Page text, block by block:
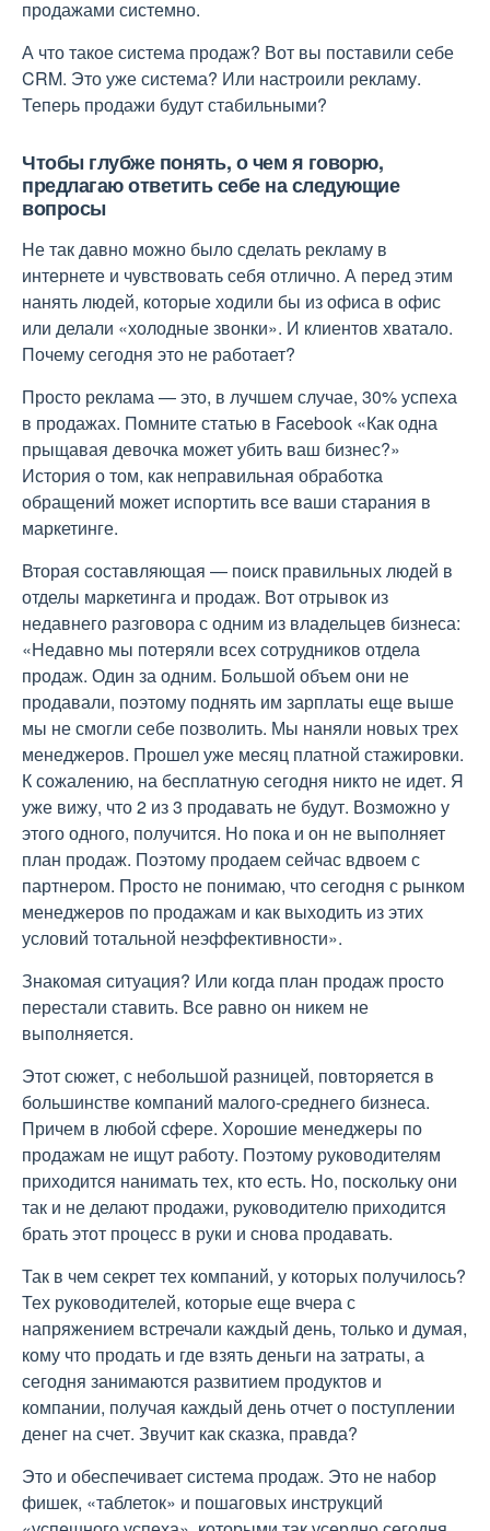
продажами системно.
А что такое система продаж? Вот вы поставили себе
CRM. Это уже система? Или настроили рекламу.
Теперь продажи будут стабильными?
Чтобы глубже понять, о чем я говорю,
предлагаю ответить себе на следующие
вопросы
Не так давно можно было сделать рекламу в
интернете и чувствовать себя отлично. А перед этим
нанять людей, которые ходили бы из офиса в офис
или делали «холодные звонки». И клиентов хватало.
Почему сегодня это не работает?
Просто реклама — это, в лучшем случае, 30% успеха
в продажах. Помните статью в Facebook «Как одна
прыщавая девочка может убить ваш бизнес?»
История о том, как неправильная обработка
обращений может испортить все ваши старания в
маркетинге.
Вторая составляющая — поиск правильных людей в
отделы маркетинга и продаж. Вот отрывок из
недавнего разговора с одним из владельцев бизнеса:
«Недавно мы потеряли всех сотрудников отдела
продаж. Один за одним. Большой объем они не
продавали, поэтому поднять им зарплаты еще выше
мы не смогли себе позволить. Мы наняли новых трех
менеджеров. Прошел уже месяц платной стажировки.
К сожалению, на бесплатную сегодня никто не идет. Я
уже вижу, что 2 из 3 продавать не будут. Возможно у
этого одного, получится. Но пока и он не выполняет
план продаж. Поэтому продаем сейчас вдвоем с
партнером. Просто не понимаю, что сегодня с рынком
менеджеров по продажам и как выходить из этих
условий тотальной неэффективности».
Знакомая ситуация? Или когда план продаж просто
перестали ставить. Все равно он никем не
выполняется.
Этот сюжет, с небольшой разницей, повторяется в
большинстве компаний малого-среднего бизнеса.
Причем в любой сфере. Хорошие менеджеры по
продажам не ищут работу. Поэтому руководителям
приходится нанимать тех, кто есть. Но, поскольку они
так и не делают продажи, руководителю приходится
брать этот процесс в руки и снова продавать.
Так в чем секрет тех компаний, у которых получилось?
Тех руководителей, которые еще вчера с
напряжением встречали каждый день, только и думая,
кому что продать и где взять деньги на затраты, а
сегодня занимаются развитием продуктов и
компании, получая каждый день отчет о поступлении
денег на счет. Звучит как сказка, правда?
Это и обеспечивает система продаж. Это не набор
фишек, «таблеток» и пошаговых инструкций